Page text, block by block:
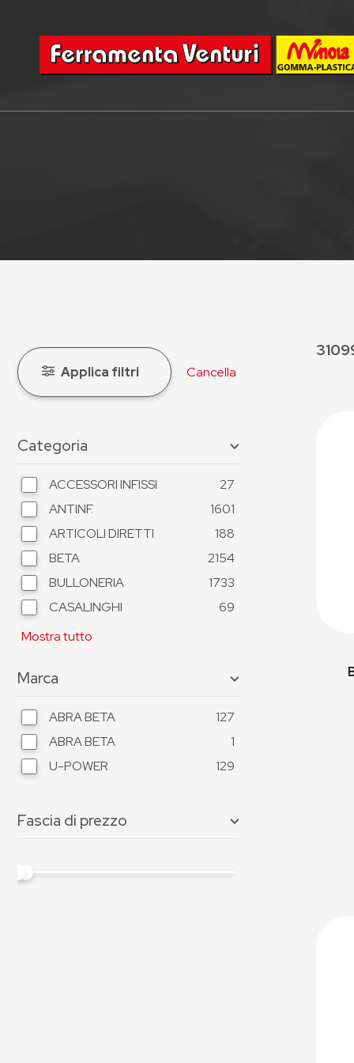
Applica filtri Cancella
Categoria
ACCESSORI INFISSI
27
ANTINF.
1601
ARTICOLI DIRETTI
188
BETA
2154
BULLONERIA
1733
CASALINGHI
69
Mostra tutto
Marca
ABRA BETA
127
ABRA BETA
1
U-POWER
129
Fascia di prezzo